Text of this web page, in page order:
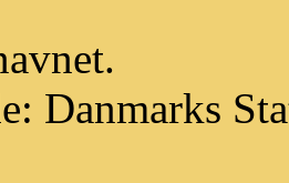
Danmarks